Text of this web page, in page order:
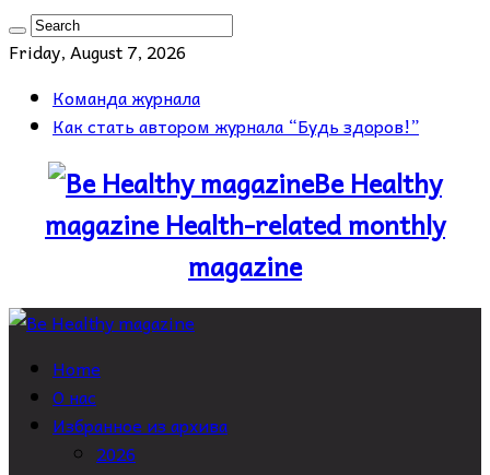
Friday, August 7, 2026
Команда журнала
Как стать автором журнала “Будь здоров!”
Be Healthy
magazine Health-related monthly
magazine
Home
О нас
Избранное из архива
2026